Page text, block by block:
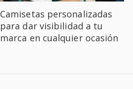
Camisetas personalizadas
para dar visibilidad a tu
marca en cualquier ocasión